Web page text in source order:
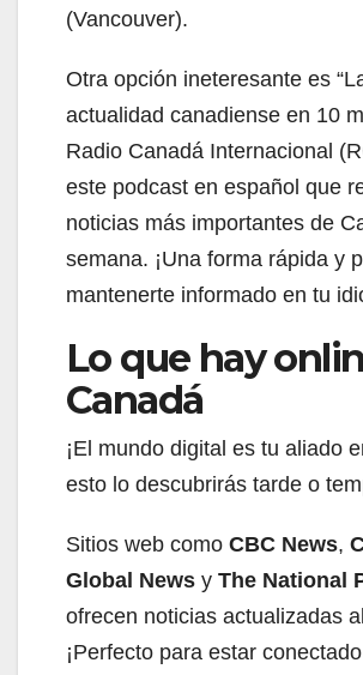
(Vancouver).
Otra opción ineteresante es
actualidad canadiense en 10
Radio Canadá Internacional
este podcast en español que
noticias más importantes de
semana. ¡Una forma rápida y
mantenerte informado en tu
Lo que hay
Canadá
¡El mundo digital es tu aliado
esto lo descubrirás tarde o
Sitios web como CBC News,
Global News y The National
ofrecen noticias actualizadas
¡Perfecto para estar